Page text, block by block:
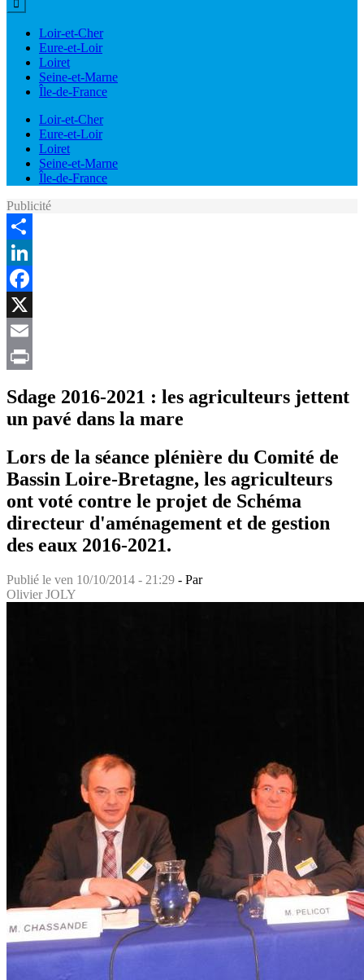
Loir-et-Cher
Eure-et-Loir
Loiret
Seine-et-Marne
Île-de-France
Loir-et-Cher
Eure-et-Loir
Loiret
Seine-et-Marne
Île-de-France
Publicité
Share
LinkedIn
Facebook
X
Email
Sdage 2016-2021 : les agriculteurs jettent
un pavé dans la mare
Lors de la séance plénière du Comité de
Bassin Loire-Bretagne, les agriculteurs
ont voté contre le projet de Schéma
directeur d'aménagement et de gestion
des eaux 2016-2021.
Publié le ven 10/10/2014 - 21:29 - Par
Olivier JOLY